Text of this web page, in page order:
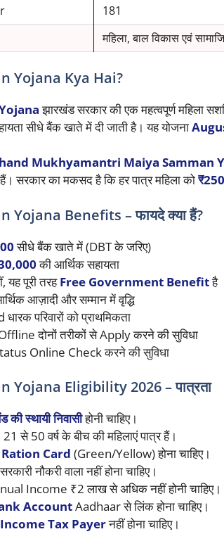
181
महिला, बाल विकास एवं
Yojana Kya Hai?
झारखंड सरकार की एक महत्वपूर्ण महिला
सीधे बैंक खाते में दी जाती है। यह योजना
Mukhyamantri Maiya Samman
सरकार का मकसद है कि हर पात्र महिला को
Yojana Benefits – फायदे क्या हैं?
सीधे बैंक खाते में (DBT के जरिए)
की आर्थिक सहायता
यह पूरी तरहFree Government Benefitहै
आज़ादी और सम्मान में वृद्धि
परिवारों को प्राथमिकता
दोनों तरीकों से Apply करने की सुविधा
Online Check करने की सुविधा
Yojana Eligibility 2026 – पात्रता
की स्थायी निवासीहोनी चाहिए।
21 से 50 वर्ष के बीच की महिलाएं पात्र हैं।
Ration Card (Green/Yellow) होना चाहिए।
नौकरी वाला नहीं होना चाहिए।
Income ₹2 लाख से अधिक नहीं होनी चाहिए।
AccountAadhaar से लिंक होना चाहिए।
Income Tax Payerनहीं होना चाहिए।